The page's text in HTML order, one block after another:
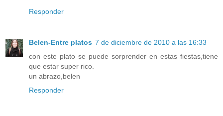
Responder
Belen-Entre platos 7 de diciembre de 2010 a las 16:33
con este plato se puede sorprender en estas fiestas,tiene
que estar super rico.
un abrazo,belen
Responder